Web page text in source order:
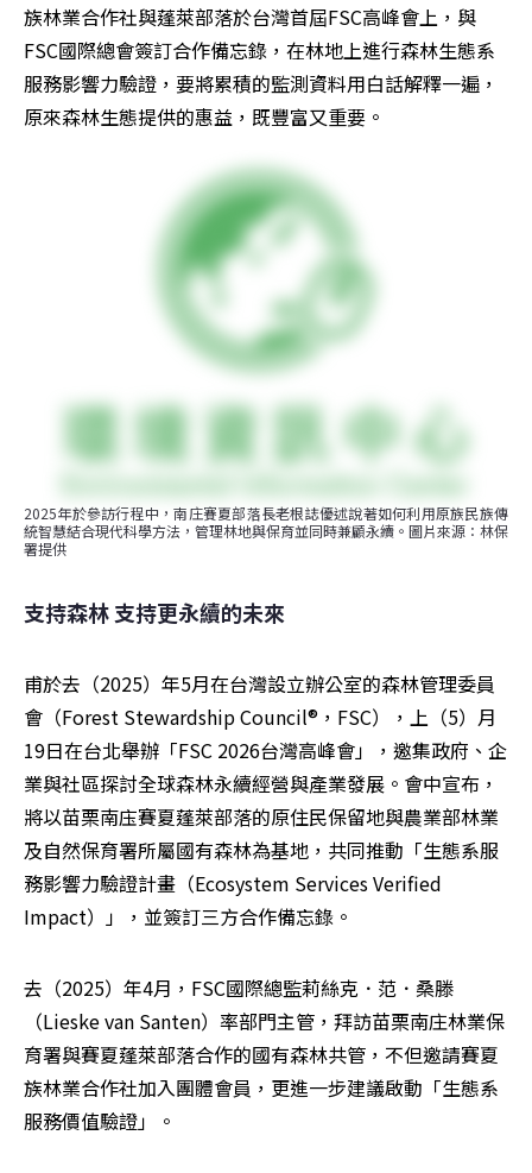
族林業合作社與蓬萊部落於台灣首屆FSC高峰會上，與
FSC國際總會簽訂合作備忘錄，在林地上進行森林生態系
服務影響力驗證，要將累積的監測資料用白話解釋一遍，
原來森林生態提供的惠益，既豐富又重要。
2025年於參訪行程中，南庄賽夏部落長老根誌優述說著如何利用原族民族傳
統智慧結合現代科學方法，管理林地與保育並同時兼顧永續。圖片來源：林保
署提供
支持森林 支持更永續的未來
甫於去（2025）年5月在台灣設立辦公室的森林管理委員
會（Forest Stewardship Council®，FSC），上（5）月
19日在台北舉辦「FSC 2026台灣高峰會」，邀集政府、企
業與社區探討全球森林永續經營與產業發展。會中宣布，
將以苗栗南庒賽夏蓬萊部落的原住民保留地與農業部林業
及自然保育署所屬國有森林為基地，共同推動「生態系服
務影響力驗證計畫（Ecosystem Services Verified
Impact）」，並簽訂三方合作備忘錄。
去（2025）年4月，FSC國際總監莉絲克．范．桑滕
（Lieske van Santen）率部門主管，拜訪苗栗南庄林業保
育署與賽夏蓬萊部落合作的國有森林共管，不但邀請賽夏
族林業合作社加入團體會員，更進一步建議啟動「生態系
服務價值驗證」。